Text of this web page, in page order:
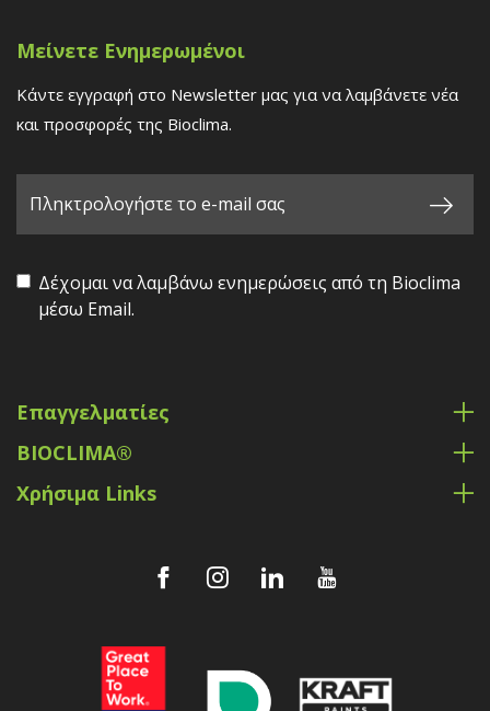
Μείνετε Ενημερωμένοι
Κάντε εγγραφή στο Newsletter μας για να λαμβάνετε νέα
και προσφορές της Bioclima.
Δέχομαι να λαμβάνω ενημερώσεις από τη Bioclima
μέσω Email.
Επαγγελματίες
BIOCLIMA®
Χρήσιμα Links